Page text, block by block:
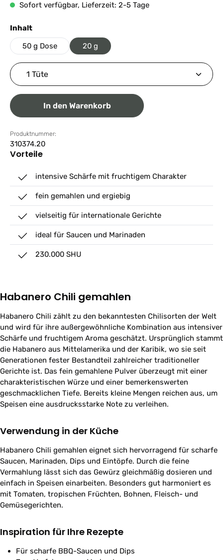
Sofort verfügbar, Lieferzeit: 2-5 Tage
Inhaltauswählen
50 g Dose 20 g
Produkt Anzahl: Gib den gewünschten Wert ein
In den Warenkorb
Produktnummer:
310374.20
Vorteile
intensive Schärfe mit fruchtigem Charakter
fein gemahlen und ergiebig
vielseitig für internationale Gerichte
ideal für Saucen und Marinaden
230.000 SHU
Habanero Chili gemahlen
Habanero Chili zählt zu den bekanntesten Chilisorten der Welt
und wird für ihre außergewöhnliche Kombination aus intensiver
Schärfe und fruchtigem Aroma geschätzt. Ursprünglich stammt
die Habanero aus Mittelamerika und der Karibik, wo sie seit
Generationen fester Bestandteil zahlreicher traditioneller
Gerichte ist. Das fein gemahlene Pulver überzeugt mit einer
charakteristischen Würze und einer bemerkenswerten
geschmacklichen Tiefe. Bereits kleine Mengen reichen aus, um
Speisen eine ausdrucksstarke Note zu verleihen.
Verwendung in der Küche
Habanero Chili gemahlen eignet sich hervorragend für scharfe
Saucen, Marinaden, Dips und Eintöpfe. Durch die feine
Vermahlung lässt sich das Gewürz gleichmäßig dosieren und
einfach in Speisen einarbeiten. Besonders gut harmoniert es
mit Tomaten, tropischen Früchten, Bohnen, Fleisch- und
Gemüsegerichten.
Inspiration für Ihre Rezepte
Für scharfe BBQ-Saucen und Dips